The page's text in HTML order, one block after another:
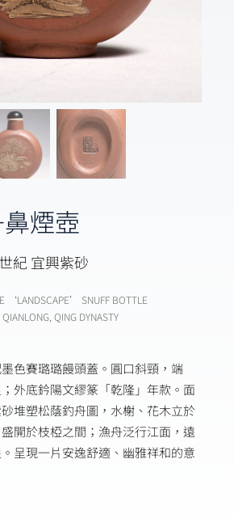
煙壺
紀 宜興紫砂
‘LANDSCAPE’ SNUFF BOTTLE
QING DYNASTY
色賽璐璐饅頭蓋。圓口斜頸，端
外底鈐陽文繆篆「乾隆」年款。面
堆塑松蔭釣舟圖，水榭、花木立於
開於枝椏之間；漁舟泛行江面，遠
呈現一片安逸舒適、幽雅祥和的意